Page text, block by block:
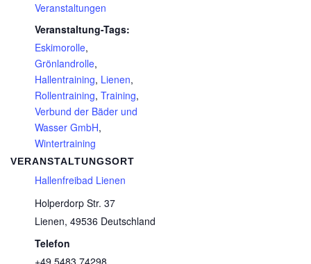
Veranstaltungen
Veranstaltung-Tags:
Eskimorolle,
Grönlandrolle,
Hallentraining, Lienen,
Rollentraining, Training,
Verbund der Bäder und
Wasser GmbH,
Wintertraining
VERANSTALTUNGSORT
Hallenfreibad Lienen
Holperdorp Str. 37
Lienen, 49536 Deutschland
Telefon